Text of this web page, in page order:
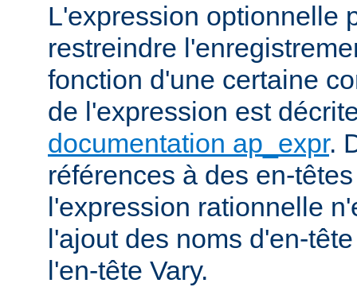
L'expression optionnelle
restreindre
fonction d'une certaine
de l'expression est
documentation ap_expr.
références à des en-
l'expression rationnelle
l'ajout des noms d'en-
l'en-tête Vary.